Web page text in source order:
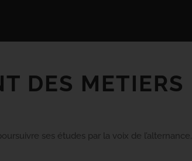
DES METIERS
ses études par la voix de l’alternance.